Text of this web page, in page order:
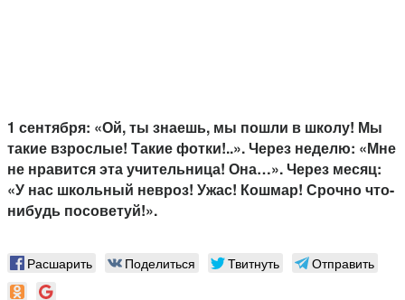
1 сентября: «Ой, ты знаешь, мы пошли в школу! Мы
такие взрослые! Такие фотки!..». Через неделю: «Мне
не нравится эта учительница! Она…». Через месяц:
«У нас школьный невроз! Ужас! Кошмар! Срочно что-
нибудь посоветуй!».
Расшарить Поделиться Твитнуть Отправить